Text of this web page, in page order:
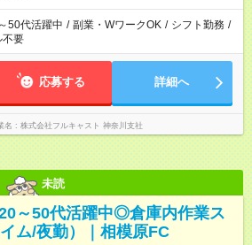
50代活躍中 / 副業・WワークOK / シフト勤務 /
不要
応募する 詳細へ
名 株式会社フルキャスト 神奈川支社
未読
～50代活躍中◎倉庫内作業ス
ム/夜勤）｜相模原FC